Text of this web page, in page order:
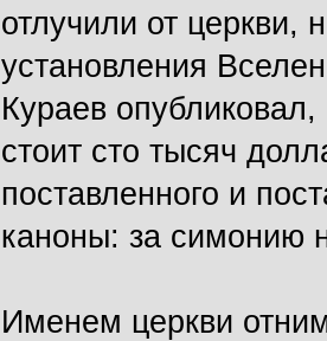
отлучили от церкви,
установления
Кураев
стоит сто тысяч
поставленного и
каноны: за симонию
Именем церкви